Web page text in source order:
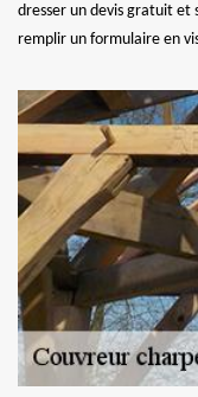
dresser un devis gratuit et
remplir un formulaire en